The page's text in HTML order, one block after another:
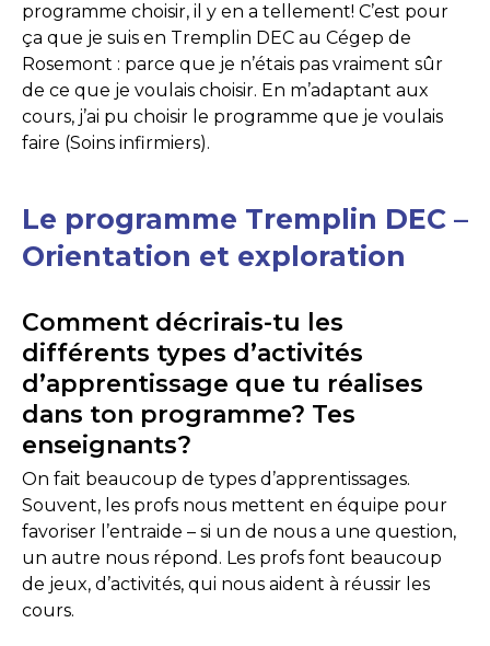
programme choisir, il y en a tellement! C’est pour
ça que je suis en Tremplin DEC au Cégep de
Rosemont : parce que je n’étais pas vraiment sûr
de ce que je voulais choisir. En m’adaptant aux
cours, j’ai pu choisir le programme que je voulais
faire (Soins infirmiers).
Le programme Tremplin DEC –
Orientation et exploration
Comment décrirais-tu les
différents types d’activités
d’apprentissage que tu réalises
dans ton programme? Tes
enseignants?
On fait beaucoup de types d’apprentissages.
Souvent, les profs nous mettent en équipe pour
favoriser l’entraide – si un de nous a une question,
un autre nous répond. Les profs font beaucoup
de jeux, d’activités, qui nous aident à réussir les
cours.